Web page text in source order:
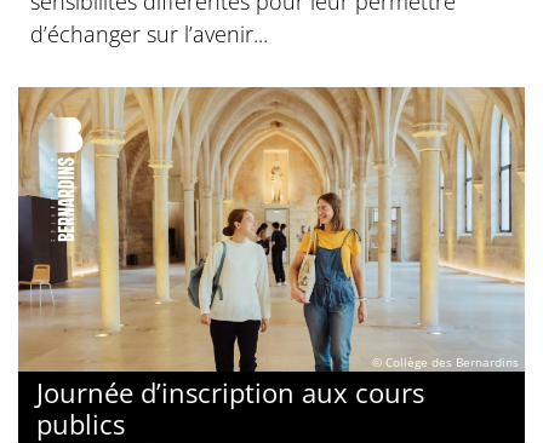
d’échanger sur l’avenir...
© Collège des Bernardins
Journée d’inscription aux cours
publics